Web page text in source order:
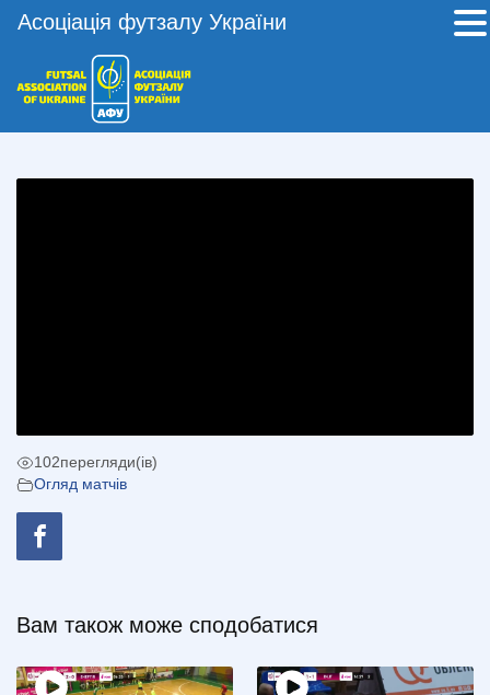
102перегляди(ів)
Огляд матчів
Вам також може сподобатися
Асоціація футзалу України